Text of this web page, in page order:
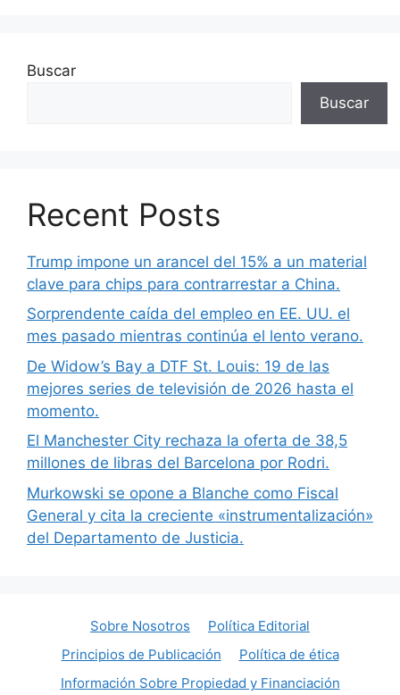
Buscar
Buscar
Recent Posts
Trump impone un arancel del 15% a un material
clave para chips para contrarrestar a China.
Sorprendente caída del empleo en EE. UU. el
mes pasado mientras continúa el lento verano.
De Widow’s Bay a DTF St. Louis: 19 de las
mejores series de televisión de 2026 hasta el
momento.
El Manchester City rechaza la oferta de 38,5
millones de libras del Barcelona por Rodri.
Murkowski se opone a Blanche como Fiscal
General y cita la creciente «instrumentalización»
del Departamento de Justicia.
Sobre Nosotros
Política Editorial
Principios de Publicación
Política de ética
Información Sobre Propiedad y Financiación